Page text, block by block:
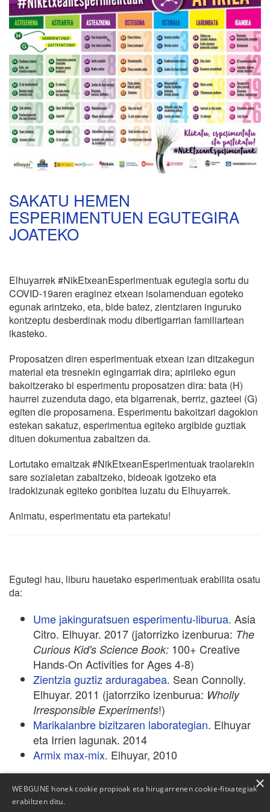
SAKATU HEMEN
ESPERIMENTUEN EGUTEGIRA
JOATEKO
Elhuyarrek #NikEtxeanEsperimentuak egutegia sortu du
COVID-19aren eraginez etxean isolamenduan egoteko
egunak arintzeko, eta, bide batez, zientziaren inguruko
kontzeptu desberdinak modu dibertigarrian familiartean
ikasteko.
Proposatzen diren esperimentuak etxean izan ditzakegun
material eta tresnekin egingarriak dira; apirileko egun
bakoitzerako bi esperimentu proposatzen dira: bata (H)
haurrei zuzenduta dago, eta bigarrenak, berriz, gazteei (G)
egiten die proposamena. Esperimentu bakoitzari dagokion
estekan sakatuz, esperimentua egiteko argibide guztiak
dituen dokumentua zabaltzen da.
Lortutako emaitzak #NikEtxeanEsperimentuak traolarekin
sare sozialetan zabaltzeko, bideoak igotzeko eta
iradokizunak egiteko gonbitea luzatu du Elhuyarrek.
Animatu, esperimentatu eta partekatu!
Egutegi hau, liburu hauetako esperimentuak erabilita osatu
da:
Ume jakinguratsuen esperimentu-liburua. Asia
Citro. Elhuyar. 2017 (jatorrizko izenburua: The
Curious Kid's Science Book: 100+ Creative
Hands-On Activities for Ages 4-8)
Zientzia guztiz arduragabea. Sean Connolly.
Elhuyar. 2011 (jatorrziko izenburua: Wholly
Irresponsible Experiments!)
Marikalanbre bizitzaren laborategian. Elhuyar
eta Irrien lagunak. 2014
Armix max-mix. Elhuyar, 2010
WEBGUNE honek cookie propioak eta hirugarrenen cookie-fitxategiak
erabiltzen ditu.
×